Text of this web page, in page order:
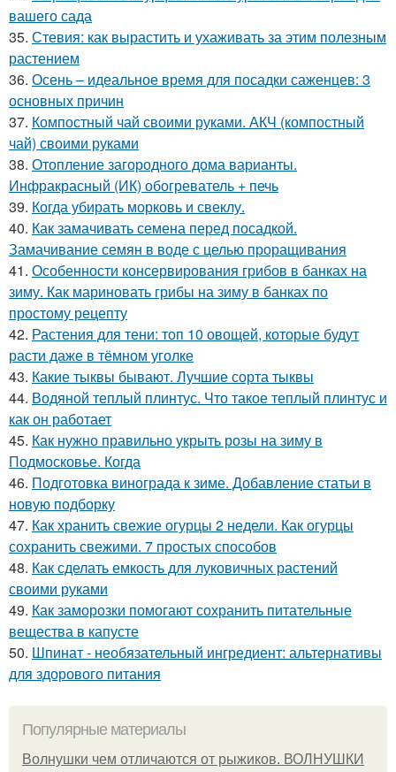
вашего сада
35. Стевия: как вырастить и ухаживать за этим полезным
растением
36. Осень – идеальное время для посадки саженцев: 3
основных причин
37. Компостный чай своими руками. АКЧ (компостный
чай) своими руками
38. Отопление загородного дома варианты.
Инфракрасный (ИК) обогреватель + печь
39. Когда убирать морковь и свеклу.
40. Как замачивать семена перед посадкой.
Замачивание семян в воде с целью проращивания
41. Особенности консервирования грибов в банках на
зиму. Как мариновать грибы на зиму в банках по
простому рецепту
42. Растения для тени: топ 10 овощей, которые будут
расти даже в тёмном уголке
43. Какие тыквы бывают. Лучшие сорта тыквы
44. Водяной теплый плинтус. Что такое теплый плинтус и
как он работает
45. Как нужно правильно укрыть розы на зиму в
Подмосковье. Когда
46. Подготовка винограда к зиме. Добавление статьи в
новую подборку
47. Как хранить свежие огурцы 2 недели. Как огурцы
сохранить свежими. 7 простых способов
48. Как сделать емкость для луковичных растений
своими руками
49. Как заморозки помогают сохранить питательные
вещества в капусте
50. Шпинат - необязательный ингредиент: альтернативы
для здорового питания
Популярные материалы
Волнушки чем отличаются от рыжиков. ВОЛНУШКИ